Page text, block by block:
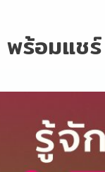
ร้อมแชร์